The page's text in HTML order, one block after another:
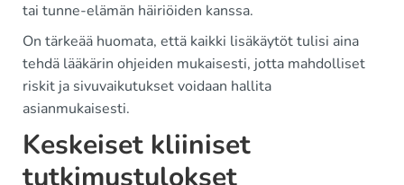
tai tunne-elämän häiriöiden kanssa.
On tärkeää huomata, että kaikki lisäkäytöt tulisi aina
tehdä lääkärin ohjeiden mukaisesti, jotta mahdolliset
riskit ja sivuvaikutukset voidaan hallita
asianmukaisesti.
Keskeiset kliiniset
tutkimustulokset